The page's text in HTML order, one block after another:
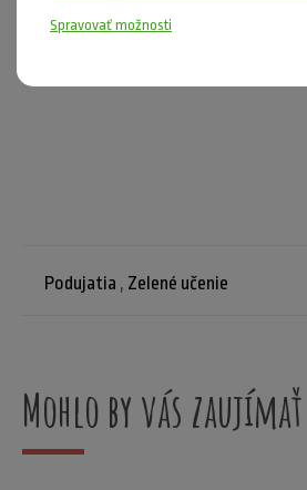
prebiehať budúci školský rok.
Podujatia , Zelené učenie
Mohlo by vás zaujímať
Spravovať možnosti